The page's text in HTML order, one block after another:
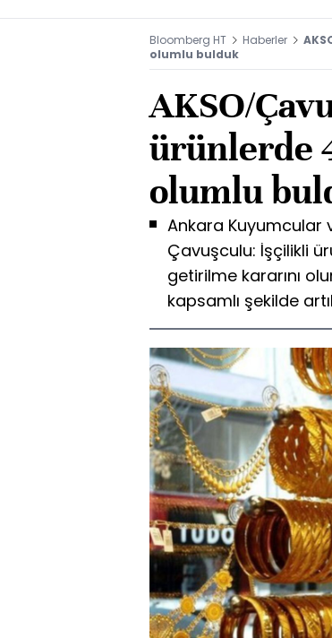
Bloomberg HT Haberler
olumlu bulduk
AKSO/
ürünlerde
olumlu
Ankara Kuyumcular
Çavuşculu: İşçilikli
getirilme kararını
kapsamlı şekilde